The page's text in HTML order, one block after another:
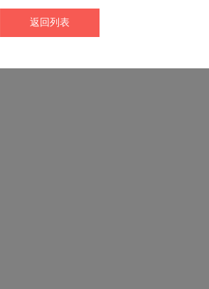
返回列表